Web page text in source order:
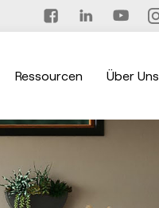
Ressourcen Über Uns